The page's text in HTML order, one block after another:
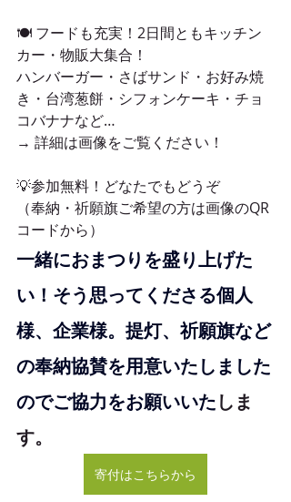
🍽 フードも充実！2日間ともキッチン
カー・物販大集合！
ハンバーガー・さばサンド・お好み焼
き・台湾葱餅・シフォンケーキ・チョ
コバナナなど…
→ 詳細は画像をご覧ください！
💡参加無料！どなたでもどうぞ
（奉納・祈願旗ご希望の方は画像のQR
コードから）
一緒におまつりを盛り上げた
い！そう思ってくださる個人
様、企業様。提灯、祈願旗など
の奉納協賛を用意いたしました
のでご協力をお願いいたしま
す。
寄付はこちらから